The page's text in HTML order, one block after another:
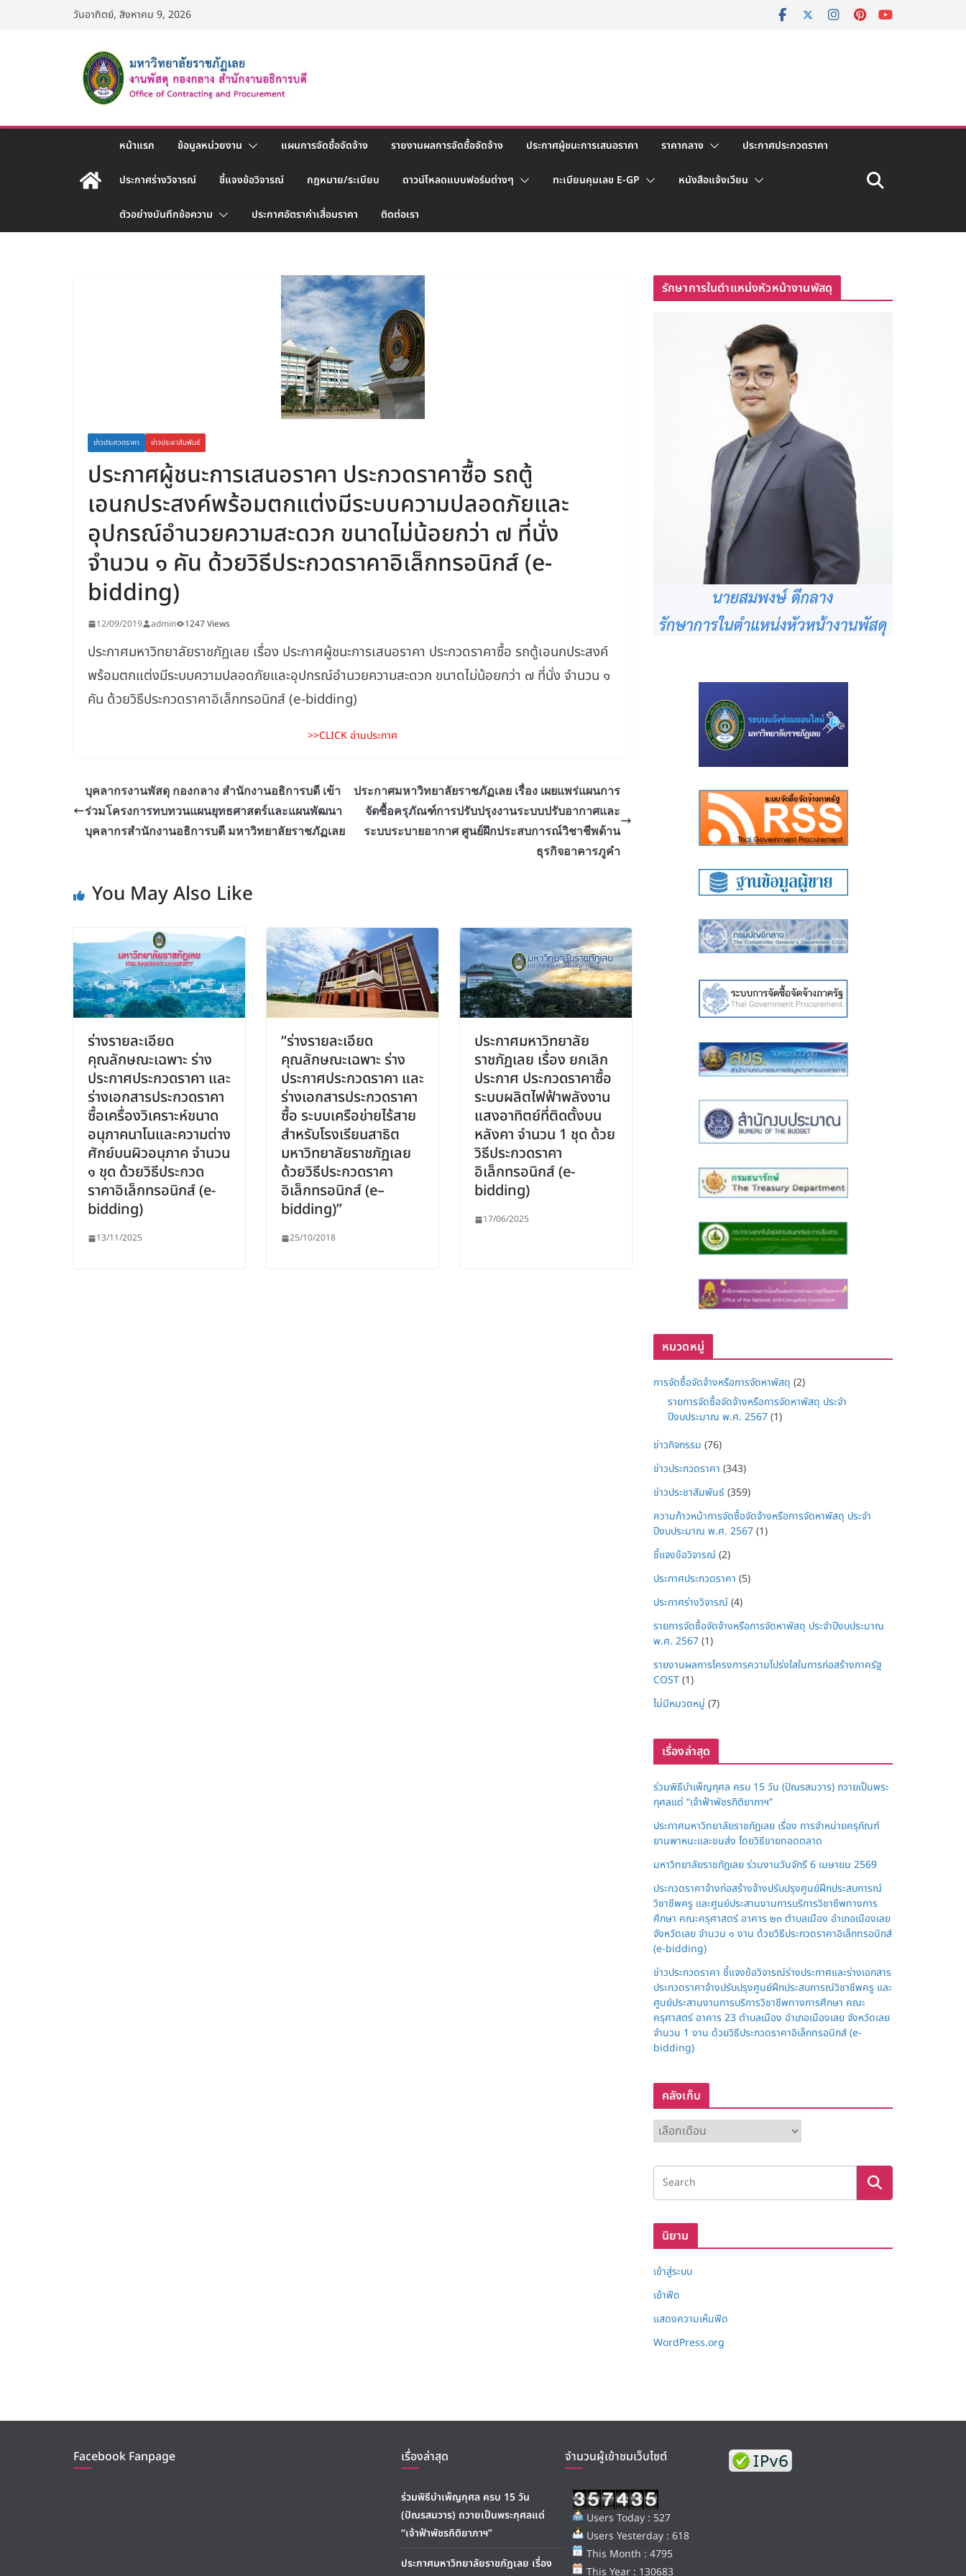
วันอาทิตย์, สิงหาคม 9, 2026
หน้าแรก ข้อมูลหน่วยงาน แผนการจัดซื้อจัดจ้าง รายงานผลการจัดซื้อจัดจ้าง ประกาศผู้ชนะการเสนอราคา ราคากลาง ประกาศประกวดราคา
ประกาศร่างวิจารณ์ ชี้แจงข้อวิจารณ์ กฎหมาย/ระเบียบ ดาวน์โหลดแบบฟอร์มต่างๆ ทะเบียนคุมเลข E-GP หนังสือแจ้งเวียน
ตัวอย่างบันทึกข้อความ ประกาศอัตราค่าเสื่อมราคา ติดต่อเรา
ข่าวประกวดราคา ข่าวประชาสัมพันธ์
ประกาศผู้ชนะการเสนอราคา ประกวดราคาซื้อ รถตู้
เอนกประสงค์พร้อมตกแต่งมีระบบความปลอดภัยและ
อุปกรณ์อำนวยความสะดวก ขนาดไม่น้อยกว่า ๗ ที่นั่ง
จำนวน ๑ คัน ด้วยวิธีประกวดราคาอิเล็กทรอนิกส์ (e-
bidding)
12/09/2019 admin 1247 Views
ประกาศมหาวิทยาลัยราชภัฏเลย เรื่อง ประกาศผู้ชนะการเสนอราคา ประกวดราคาซื้อ รถตู้เอนกประสงค์
พร้อมตกแต่งมีระบบความปลอดภัยและอุปกรณ์อำนวยความสะดวก ขนาดไม่น้อยกว่า ๗ ที่นั่ง จำนวน ๑
คัน ด้วยวิธีประกวดราคาอิเล็กทรอนิกส์ (e-bidding)
>>CLICK อ่านประกาศ
บุคลากรงานพัสดุ กองกลาง สำนักงานอธิการบดี เข้า
ร่วมโครงการทบทวนแผนยุทธศาสตร์และแผนพัฒนา
บุคลากรสำนักงานอธิการบดี มหาวิทยาลัยราชภัฏเลย
ประกาศมหาวิทยาลัยราชภัฏเลย เรื่อง เผยแพร่แผนการ
จัดซื้อครุภัณฑ์การปรับปรุงงานระบบปรับอากาศและ
ระบบระบายอากาศ ศูนย์ฝึกประสบการณ์วิชาชีพด้าน
ธุรกิจอาคารภูคำ
You May Also Like
ร่างรายละเอียด
คุณลักษณะเฉพาะ ร่าง
ประกาศประกวดราคา และ
ร่างเอกสารประกวดราคา
ซื้อเครื่องวิเคราะห์ขนาด
อนุภาคนาโนและความต่าง
ศักย์บนผิวอนุภาค จำนวน
๑ ชุด ด้วยวิธีประกวด
ราคาอิเล็กทรอนิกส์ (e-
bidding)
13/11/2025
“ร่างรายละเอียด
คุณลักษณะเฉพาะ ร่าง
ประกาศประกวดราคา และ
ร่างเอกสารประกวดราคา
ซื้อ ระบบเครือข่ายไร้สาย
สำหรับโรงเรียนสาธิต
มหาวิทยาลัยราชภัฏเลย
ด้วยวิธีประกวดราคา
อิเล็กทรอนิกส์ (e–
bidding)”
25/10/2018
ประกาศมหาวิทยาลัย
ราชภัฏเลย เรื่อง ยกเลิก
ประกาศ ประกวดราคาซื้อ
ระบบผลิตไฟฟ้าพลังงาน
แสงอาทิตย์ที่ติดตั้งบน
หลังคา จำนวน 1 ชุด ด้วย
วิธีประกวดราคา
อิเล็กทรอนิกส์ (e-
bidding)
17/06/2025
รักษาการในตำแหน่งหัวหน้างานพัสดุ
หมวดหมู่
การจัดซื้อจัดจ้างหรือการจัดหาพัสดุ (2)
รายการจัดซื้อจัดจ้างหรือการจัดหาพัสดุ ประจำ
ปีงบประมาณ พ.ศ. 2567(1)
ข่าวกิจกรรม (76)
ข่าวประกวดราคา (343)
ข่าวประชาสัมพันธ์(359)
ความก้าวหน้าการจัดซื้อจัดจ้างหรือการจัดหาพัสดุ ประจำ
ปีงบประมาณ พ.ศ. 2567(1)
ชี้แจงข้อวิจารณ์(2)
ประกาศประกวดราคา (5)
ประกาศร่างวิจารณ์(4)
รายการจัดซื้อจัดจ้างหรือการจัดหาพัสดุ ประจำปีงบประมาณ
พ.ศ. 2567(1)
รายงานผลการโครงการความโปร่งใสในการก่อสร้างภาครัฐ
COST(1)
ไม่มีหมวดหมู่ (7)
เรื่องล่าสุด
ร่วมพิธีบำเพ็ญกุศล ครบ 15 วัน (ปัณรสมวาร) ถวายเป็นพระ
กุศลแด่ “เจ้าฟ้าพัชรกิติยาภาฯ”
ประกาศมหาวิทยาลัยราชภัฏเลย เรื่อง การจำหน่ายครุภัณฑ์
ยานพาหนะและขนส่ง โดยวิธีขายทอดตลาด
มหาวิทยาลัยราชภัฏเลย ร่วมงานวันจักรี 6 เมษายน 2569
ประกวดราคาจ้างก่อสร้างจ้างปรับปรุงศูนย์ฝึกประสบการณ์
วิชาชีพครู และศูนย์ประสานงานการบริการวิชาชีพทางการ
ศึกษา คณะครุศาสตร์ อาคาร ๒๓ ตำบลเมือง อำเภอเมืองเลย
จังหวัดเลย จำนวน ๑ งาน ด้วยวิธีประกวดราคาอิเล็กทรอนิกส์
(e-bidding)
ข่าวประกวดราคา ชี้แจงข้อวิจารณ์ร่างประกาศและร่างเอกสาร
ประกวดราคาจ้างปรับปรุงศูนย์ฝึกประสบการณ์วิชาชีพครู และ
ศูนย์ประสานงานการบริการวิชาชีพทางการศึกษา คณะ
ครุศาสตร์ อาคาร 23 ตำบลเมือง อำเภอเมืองเลย จังหวัดเลย
จำนวน 1 งาน ด้วยวิธีประกวดราคาอิเล็กทรอนิกส์ (e-
bidding)
คลังเก็บ
ลั
ง
ก็
นิยาม
เข้าสู่ระบบ
เข้าฟีด
แสดงความเห็นฟีด
WordPress.org
Facebook Fanpage เรื่องล่าสุด
ร่วมพิธีบำเพ็ญกุศล ครบ 15 วัน
(ปัณรสมวาร) ถวายเป็นพระกุศลแด่
“เจ้าฟ้าพัชรกิติยาภาฯ”
ประกาศมหาวิทยาลัยราชภัฏเลย เรื่อง
จำนวนผู้เข้าชมเว็บไซต์
Users Today : 527
Users Yesterday : 618
This Month : 4795
This Year : 130683